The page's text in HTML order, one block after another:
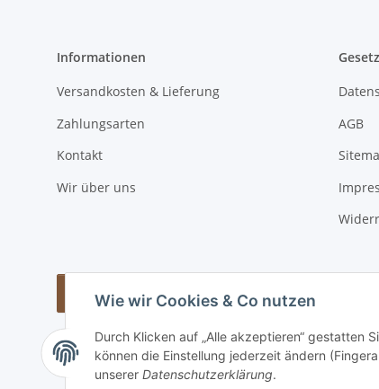
Wie wir Cookies & Co nutzen
Durch Klicken auf „Alle akzeptieren“ gestatten
können die Einstellung jederzeit ändern
unserer Datenschutzerklärung.
Informationen
Versandkosten & Lieferung
Zahlungsarten
Kontakt
Wir über uns
AGB
Vertrag widerrufen